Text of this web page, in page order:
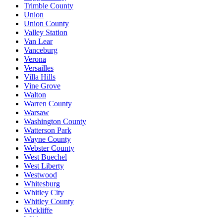
Trimble County
Union
Union County
Valley Station
Van Lear
Vanceburg
Verona
Versailles
Villa Hills
Vine Grove
Walton
Warren County
Warsaw
Washington County
Watterson Park
Wayne County
Webster County
West Buechel
West Liberty
Westwood
Whitesburg
Whitley City
Whitley County
Wickliffe